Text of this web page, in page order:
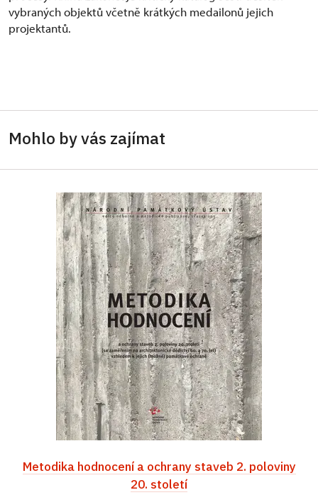
vybraných objektů včetně krátkých medailonů jejich
projektantů.
Mohlo by vás zajímat
Metodika hodnocení a ochrany staveb 2. poloviny
20. století